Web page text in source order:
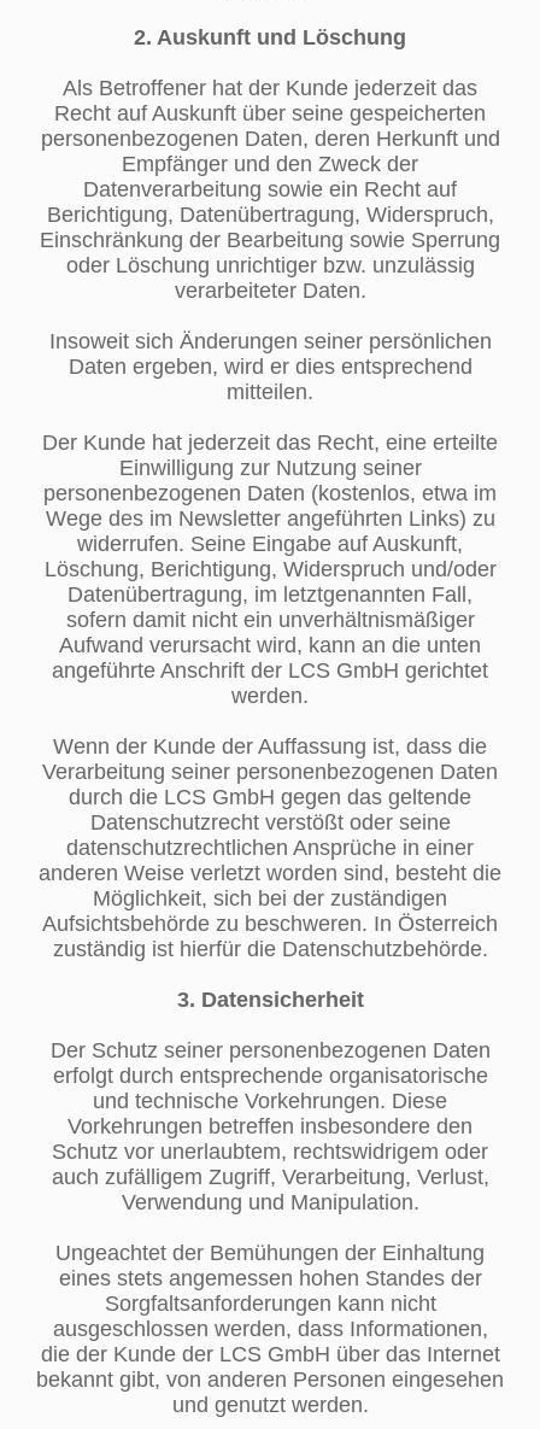
2. Auskunft und Löschung
Als Betroffener hat der Kunde jederzeit das
Recht auf Auskunft über seine gespeicherten
personenbezogenen Daten, deren Herkunft und
Empfänger und den Zweck der
Datenverarbeitung sowie ein Recht auf
Berichtigung, Datenübertragung, Widerspruch,
Einschränkung der Bearbeitung sowie Sperrung
oder Löschung unrichtiger bzw. unzulässig
verarbeiteter Daten.
Insoweit sich Änderungen seiner persönlichen
Daten ergeben, wird er dies entsprechend
mitteilen.
Der Kunde hat jederzeit das Recht, eine erteilte
Einwilligung zur Nutzung seiner
personenbezogenen Daten (kostenlos, etwa im
Wege des im Newsletter angeführten Links) zu
widerrufen. Seine Eingabe auf Auskunft,
Löschung, Berichtigung, Widerspruch und/oder
Datenübertragung, im letztgenannten Fall,
sofern damit nicht ein unverhältnismäßiger
Aufwand verursacht wird, kann an die unten
angeführte Anschrift der LCS GmbH gerichtet
werden.
Wenn der Kunde der Auffassung ist, dass die
Verarbeitung seiner personenbezogenen Daten
durch die LCS GmbH gegen das geltende
Datenschutzrecht verstößt oder seine
datenschutzrechtlichen Ansprüche in einer
anderen Weise verletzt worden sind, besteht die
Möglichkeit, sich bei der zuständigen
Aufsichtsbehörde zu beschweren. In Österreich
zuständig ist hierfür die Datenschutzbehörde.
3. Datensicherheit
Der Schutz seiner personenbezogenen Daten
erfolgt durch entsprechende organisatorische
und technische Vorkehrungen. Diese
Vorkehrungen betreffen insbesondere den
Schutz vor unerlaubtem, rechtswidrigem oder
auch zufälligem Zugriff, Verarbeitung, Verlust,
Verwendung und Manipulation.
Ungeachtet der Bemühungen der Einhaltung
eines stets angemessen hohen Standes der
Sorgfaltsanforderungen kann nicht
ausgeschlossen werden, dass Informationen,
die der Kunde der LCS GmbH über das Internet
bekannt gibt, von anderen Personen eingesehen
und genutzt werden.